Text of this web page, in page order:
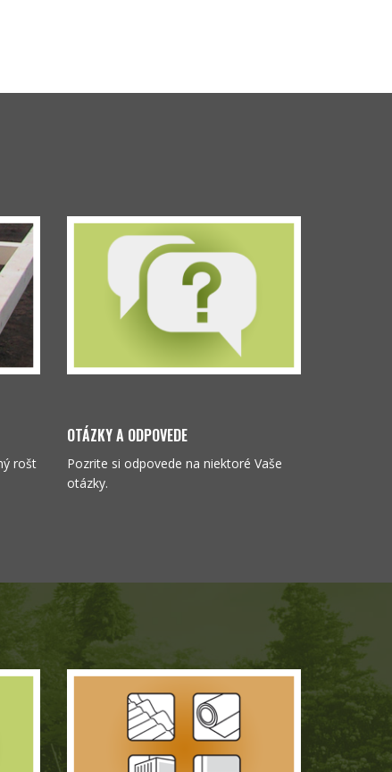
rošt
OTÁZKY A ODPOVEDE
Pozrite si odpovede na niektoré Vaše
otázky.